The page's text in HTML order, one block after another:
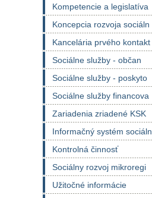
Kompetencie a legislatíva
Koncepcia rozvoja sociáln
Kancelária prvého kontakt
Sociálne služby - občan
Sociálne služby - poskyto
Sociálne služby financova
Zariadenia zriadené KSK
Informačný systém sociáln
Kontrolná činnosť
Sociálny rozvoj mikroregi
Užitočné informácie